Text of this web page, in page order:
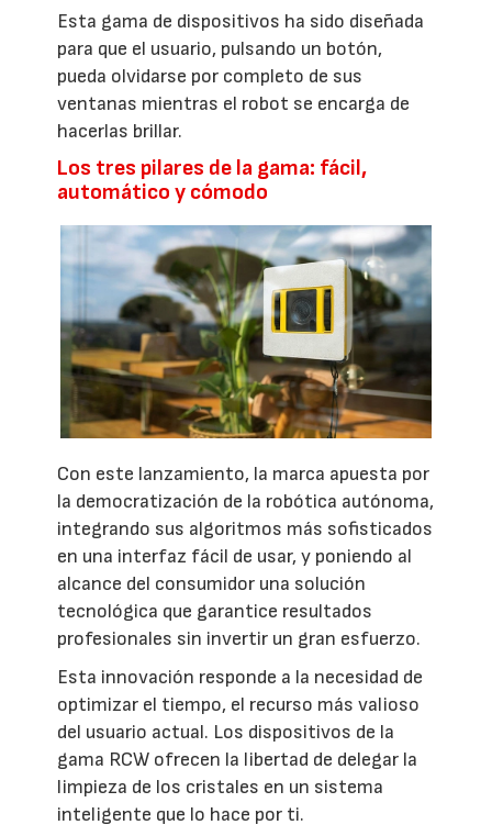
Esta gama de dispositivos ha sido diseñada
para que el usuario, pulsando un botón,
pueda olvidarse por completo de sus
ventanas mientras el robot se encarga de
hacerlas brillar.
Los tres pilares de la gama: fácil,
automático y cómodo
Con este lanzamiento, la marca apuesta por
la democratización de la robótica autónoma,
integrando sus algoritmos más sofisticados
en una interfaz fácil de usar, y poniendo al
alcance del consumidor una solución
tecnológica que garantice resultados
profesionales sin invertir un gran esfuerzo.
Esta innovación responde a la necesidad de
optimizar el tiempo, el recurso más valioso
del usuario actual. Los dispositivos de la
gama RCW ofrecen la libertad de delegar la
limpieza de los cristales en un sistema
inteligente que lo hace por ti.